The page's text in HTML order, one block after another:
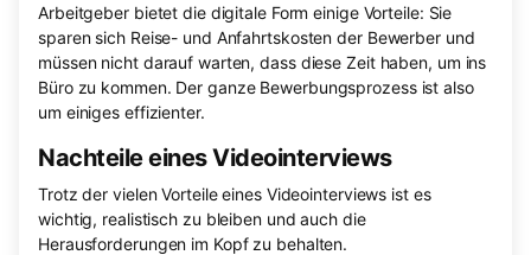
Arbeitgeber bietet die digitale Form einige Vorteile: Sie
sparen sich Reise- und Anfahrtskosten der Bewerber und
müssen nicht darauf warten, dass diese Zeit haben, um ins
Büro zu kommen. Der ganze Bewerbungsprozess ist also
um einiges effizienter.
Nachteile eines Videointerviews
Trotz der vielen Vorteile eines Videointerviews ist es
wichtig, realistisch zu bleiben und auch die
Herausforderungen im Kopf zu behalten.